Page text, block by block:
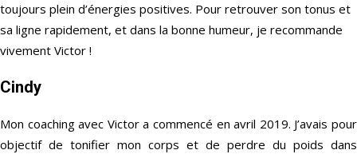
toujours plein d’énergies positives. Pour retrouver son tonus et
sa ligne rapidement, et dans la bonne humeur, je recommande
vivement Victor !
Cindy
Mon coaching avec Victor a commencé en avril 2019. J’avais pour
objectif de tonifier mon corps et de perdre du poids dans